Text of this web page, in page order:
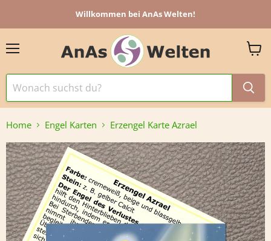
Willkommen bei AnAs Welten!
Home Engel Karten Erzengel Karte Azrael